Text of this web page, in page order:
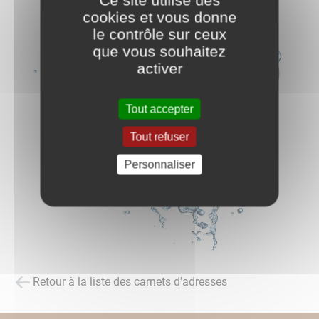
Retour à la liste des carnets d'adresses
cookies et vous donne
le contrôle sur ceux
que vous souhaitez
activer
Tout accepter
Tout refuser
Personnaliser